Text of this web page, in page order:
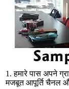
1. हमारे पास अपने
मजबूत आपूर्ति चैनल